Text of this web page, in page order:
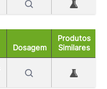
Dosagem
Produtos
Similares